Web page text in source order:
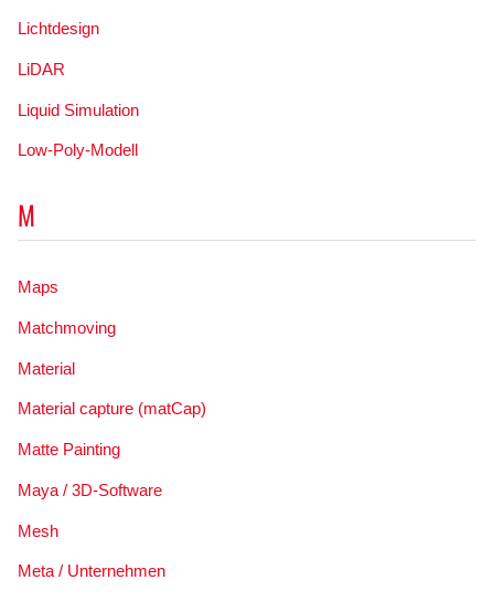
Lichtdesign
LiDAR
Liquid Simulation
Low-Poly-Modell
M
Maps
Matchmoving
Material
Material capture (matCap)
Matte Painting
Maya / 3D-Software
Mesh
Meta / Unternehmen